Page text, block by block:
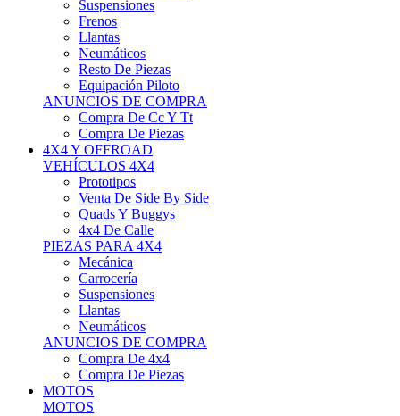
Llantas
Neumáticos
Resto De Piezas
Equipación Piloto
ANUNCIOS DE COMPRA
Compra De Cc Y Tt
Compra De Piezas
4X4 Y OFFROAD
VEHÍCULOS 4X4
Prototipos
Venta De Side By Side
Quads Y Buggys
4x4 De Calle
PIEZAS PARA 4X4
Mecánica
Carrocería
Suspensiones
Llantas
Neumáticos
ANUNCIOS DE COMPRA
Compra De 4x4
Compra De Piezas
MOTOS
MOTOS
Motos De Circuito